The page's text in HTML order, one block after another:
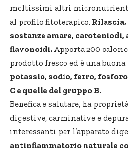
moltissimi altri
al profilo fitoterapico.
sostanze amare, caroteniodi,
flavonoidi. Apporta 200
prodotto fresco ed è una
potassio, sodio, ferro,
C e quelle del gruppo B.
Benefica e salutare, ha
digestive, carminative e
interessanti per l’apparato
antinfiammatorio naturale